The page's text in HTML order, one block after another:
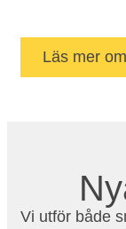
Läs mer
Vi utför både